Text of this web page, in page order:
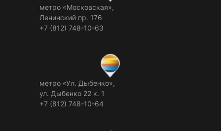
метро «Московская»,
Ленинский пр. 176
+7 (812) 748-10-63
метро «Ул. Дыбенко»,
ул. Дыбенко 22 к. 1
+7 (812) 748-10-64